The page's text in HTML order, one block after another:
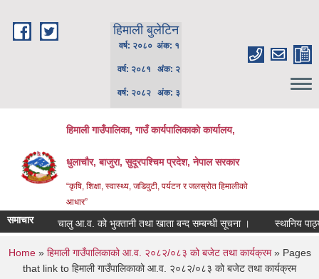
हिमाली बुलेटिन
वर्ष: २०८० अंक: १
वर्ष: २०८१ अंक: २
वर्ष: २०८२ अंक: ३
हिमाली गाउँपालिका, गाउँ कार्यपालिकाकाे कार्यालय,
धुलाचौर, बाजुरा, सुदूरपश्चिम प्रदेश, नेपाल सरकार
“कृषि, शिक्षा, स्वास्थ्य, जडिवुटी, पर्यटन र जलस्रोत हिमालीको
आधार”
समाचार चालु आ.व. को भुक्तानी तथा खाता बन्द सम्बन्धी सूचना । स्थानिय
You are here
Home» हिमाली गाउँपालिकाको आ.व. २०८२/०८३ को बजेट तथा कार्यक्रम» Pages
that link to हिमाली गाउँपालिकाको आ.व. २०८२/०८३ को बजेट तथा कार्यक्रम